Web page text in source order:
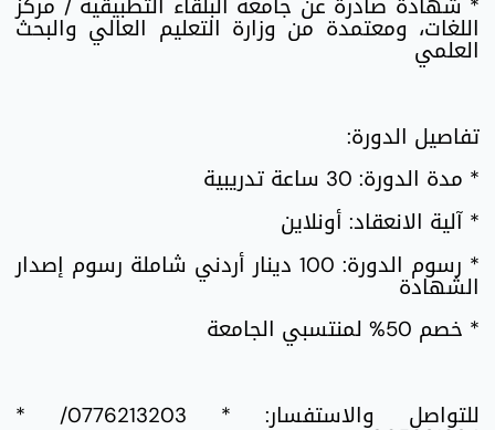
اللغات، ومعتمدة من وزارة التعليم العالي والبحث
العلمي
تفاصيل الدورة:
* مدة الدورة: 30 ساعة تدريبية
* آلية الانعقاد: أونلاين
* رسوم الدورة: 100 دينار أردني شاملة رسوم إصدار
الشهادة
* خصم 50% لمنتسبي الجامعة
للتواصل والاستفسار: * 0776213203/ *